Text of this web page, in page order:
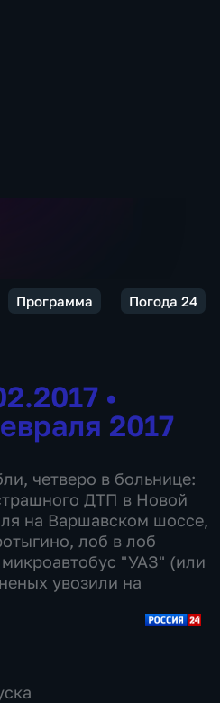
Программа Погода 24
•
2017
четверо в больнице:
ДТП в Новой
на Варшавском шоссе,
лоб в лоб
"УАЗ" (или
увозили на